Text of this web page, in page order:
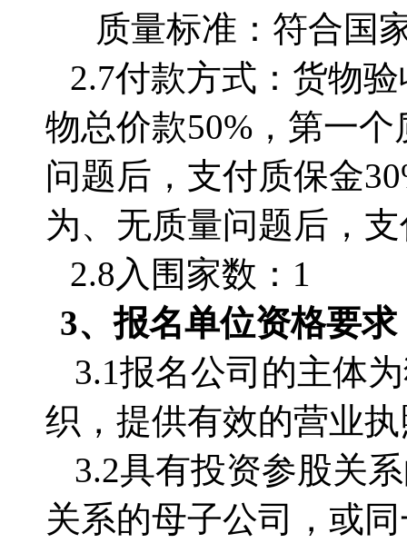
质量标准：符合国
2.7付款方式：货物
物总价款50%，第一
问题后，支付质保金
为、无质量问题后，
2.8入围家数：1
3、报名单位资格要求
3.1报名公司的主体
织，提供有效的营业
3.2具有投资参股关
关系的母子公司，或